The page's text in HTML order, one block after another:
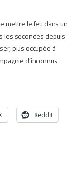
mettre le feu dans un
les secondes depuis
plus occupée à
d’inconnus
Reddit